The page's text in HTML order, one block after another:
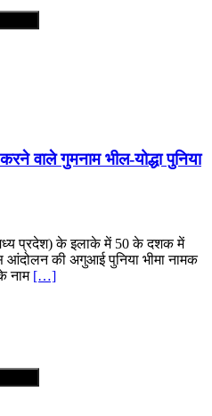
वाले गुमनाम भील-योद्धा पुनिया
प्रदेश) के इलाके में 50 के दशक में
की अगुआई पुनिया भीमा नामक
नाम […]